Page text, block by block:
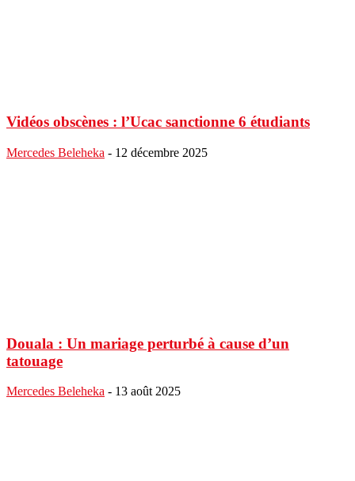
Vidéos obscènes : l’Ucac sanctionne 6 étudiants
Mercedes Beleheka - 12 décembre 2025
Douala : Un mariage perturbé à cause d’un
tatouage
Mercedes Beleheka - 13 août 2025